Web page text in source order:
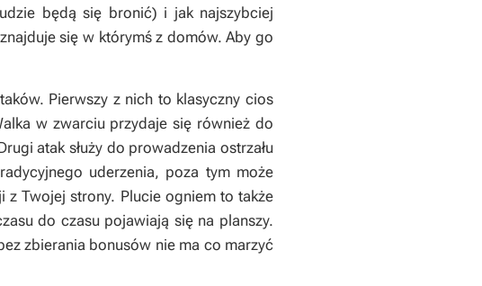
będą się bronić) i jak najszybciej
się w którymś z domów. Aby go
Pierwszy z nich to klasyczny cios
w zwarciu przydaje się również do
atak służy do prowadzenia ostrzału
uderzenia, poza tym może
z Twojej strony. Plucie ogniem to także
do czasu pojawiają się na planszy.
zbierania bonusów nie ma co marzyć